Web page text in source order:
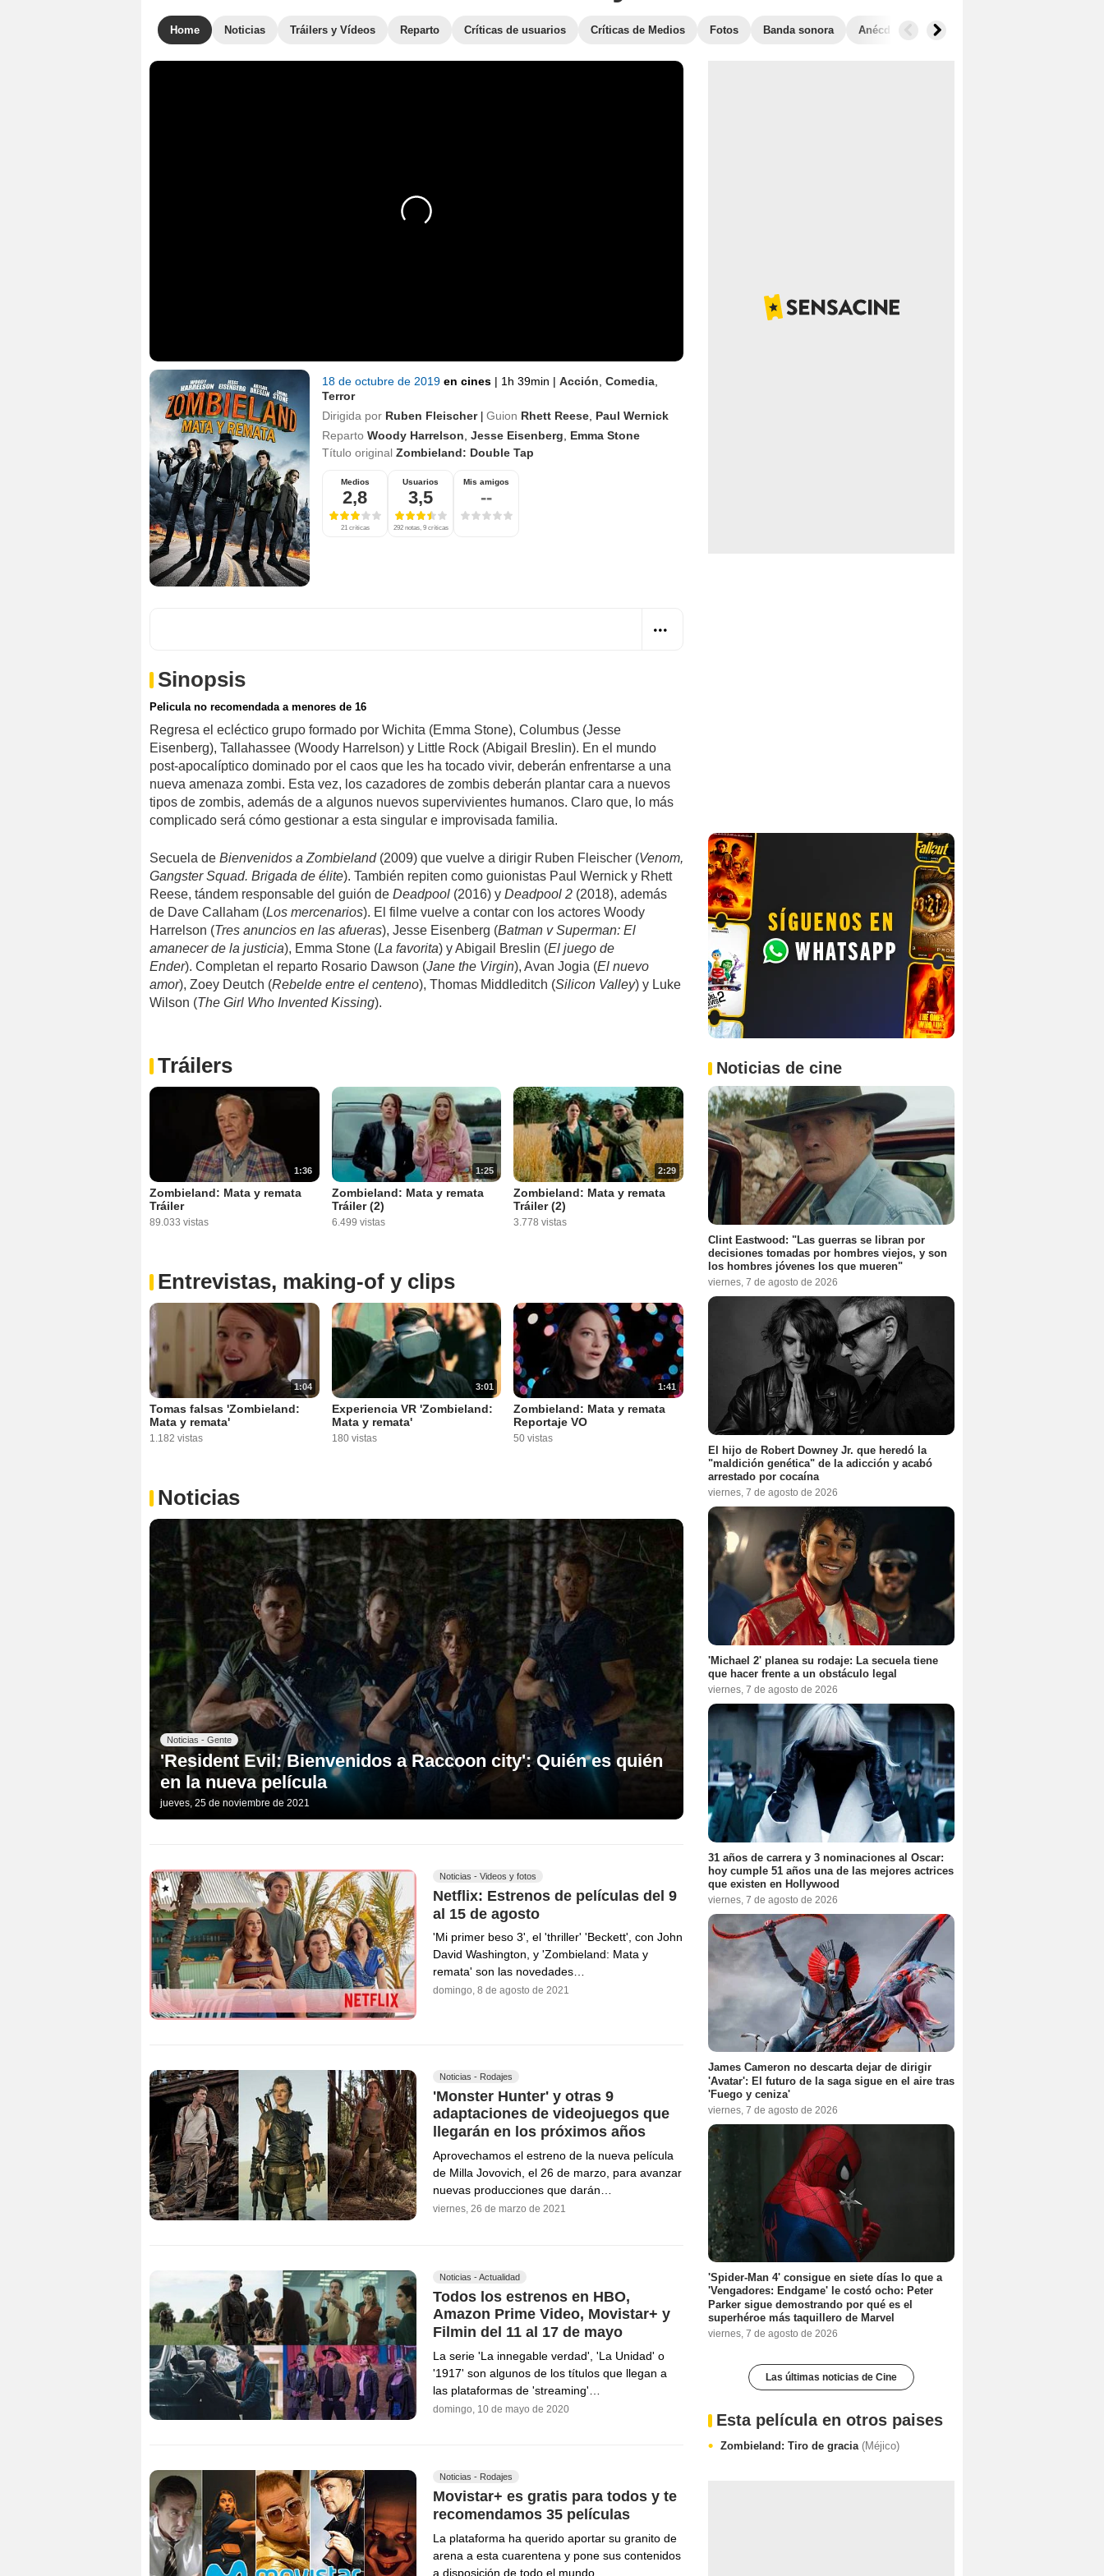
Home Noticias Tráilers y Vídeos Reparto Críticas de usuarios Críticas de Medios Fotos Banda sonora Anécdotas Taquilla
18 de octubre de 2019 en cines | 1h 39min | Acción Comedia
Terror
Dirigida por Ruben Fleischer | Guion Rhett Reese Paul Wernick
Reparto Woody Harrelson Jesse Eisenberg
Emma Stone
Título original Zombieland: Double Tap
Medios
2,8
21 críticas
Usuarios
3,5
292 notas, 9 críticas
Mis amigos
--
Sinopsis
Pelicula no recomendada a menores de 16
Regresa el ecléctico grupo formado por Wichita (Emma Stone), Columbus (Jesse
Eisenberg), Tallahassee (Woody Harrelson) y Little Rock (Abigail Breslin). En el mundo
post-apocalíptico dominado por el caos que les ha tocado vivir, deberán enfrentarse a una
nueva amenaza zombi. Esta vez, los cazadores de zombis deberán plantar cara a nuevos
tipos de zombis, además de a algunos nuevos supervivientes humanos. Claro que, lo más
complicado será cómo gestionar a esta singular e improvisada familia.
Secuela de Bienvenidos a Zombieland(2009) que vuelve a dirigir Ruben Fleischer (Venom,
Gangster Squad. Brigada de élite). También repiten como guionistas Paul Wernick y Rhett
Reese, tándem responsable del guión de Deadpool (2016) y Deadpool 2 (2018), además
de Dave Callaham (Los mercenarios). El filme vuelve a contar con los actores Woody
Harrelson (Tres anuncios en las afueras), Jesse Eisenberg (Batman v Superman: El
amanecer de la justicia), Emma Stone (La favorita) y Abigail Breslin (El juego de
Ender). Completan el reparto Rosario Dawson (Jane the Virgin), Avan Jogia (El nuevo
amor), Zoey Deutch (Rebelde entre el centeno), Thomas Middleditch (Silicon Valley) y Luke
Wilson (The Girl Who Invented Kissing).
Tráilers
1:36
Zombieland: Mata y remata
Tráiler
89.033 vistas
1:25
Zombieland: Mata y remata
Tráiler (2)
6.499 vistas
2:29
Zombieland: Mata y remata
Tráiler (2)
3.778 vistas
Entrevistas, making-of y clips
1:04
Tomas falsas 'Zombieland:
Mata y remata'
1.182 vistas
3:01
Experiencia VR 'Zombieland:
Mata y remata'
180 vistas
1:41
Zombieland: Mata y remata
Reportaje VO
50 vistas
Noticias
Noticias - Gente
'Resident Evil: Bienvenidos a Raccoon city': Quién es quién
en la nueva película
jueves, 25 de noviembre de 2021
Noticias - Videos y fotos
Netflix: Estrenos de películas del 9
al 15 de agosto
'Mi primer beso 3', el 'thriller' 'Beckett', con John
David Washington, y 'Zombieland: Mata y
remata' son las novedades…
domingo, 8 de agosto de 2021
Noticias - Rodajes
'Monster Hunter' y otras 9
adaptaciones de videojuegos que
llegarán en los próximos años
Aprovechamos el estreno de la nueva película
de Milla Jovovich, el 26 de marzo, para avanzar
nuevas producciones que darán…
viernes, 26 de marzo de 2021
Noticias - Actualidad
Todos los estrenos en HBO,
Amazon Prime Video, Movistar+ y
Filmin del 11 al 17 de mayo
La serie 'La innegable verdad', 'La Unidad' o
'1917' son algunos de los títulos que llegan a
las plataformas de 'streaming'…
domingo, 10 de mayo de 2020
Noticias - Rodajes
Movistar+ es gratis para todos y te
recomendamos 35 películas
La plataforma ha querido aportar su granito de
arena a esta cuarentena y pone sus contenidos
a disposición de todo el mundo.
Noticias de cine
Clint Eastwood: "Las guerras se libran por
decisiones tomadas por hombres viejos, y son
los hombres jóvenes los que mueren"
viernes, 7 de agosto de 2026
El hijo de Robert Downey Jr. que heredó la
"maldición genética" de la adicción y acabó
arrestado por cocaína
viernes, 7 de agosto de 2026
'Michael 2' planea su rodaje: La secuela tiene
que hacer frente a un obstáculo legal
viernes, 7 de agosto de 2026
31 años de carrera y 3 nominaciones al Oscar:
hoy cumple 51 años una de las mejores actrices
que existen en Hollywood
viernes, 7 de agosto de 2026
James Cameron no descarta dejar de dirigir
'Avatar': El futuro de la saga sigue en el aire tras
'Fuego y ceniza'
viernes, 7 de agosto de 2026
'Spider-Man 4' consigue en siete días lo que a
'Vengadores: Endgame' le costó ocho: Peter
Parker sigue demostrando por qué es el
superhéroe más taquillero de Marvel
viernes, 7 de agosto de 2026
Las últimas noticias de Cine
Esta película en otros paises
Zombieland: Tiro de gracia (Méjico)